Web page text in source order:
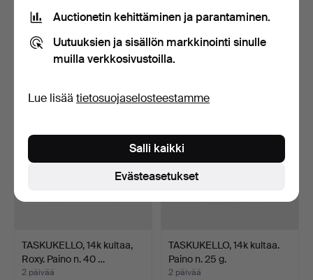
DUGENA NAISTEN
RIIPUSKELLO
KUKKAGRAVEERAUK…
2 päivää
TASKUKELLO, ulkokuori 14K
kultaa.
2 päivää
Tarjous
TASKUKELLO, 14k kultaa,
Roxy. Paino n. 40 …
2 päivää
TASKUKELLO, 14k kultaa.
Paino n. 25 g.
2 päivää
Auctionetin kehittäminen ja parantaminen.
Uutuuksien ja sisällön markkinointi sinulle
muilla verkkosivustoilla.
Lue lisää tietosuojaselosteestamme
Evästeasetukset
Salli kaikki